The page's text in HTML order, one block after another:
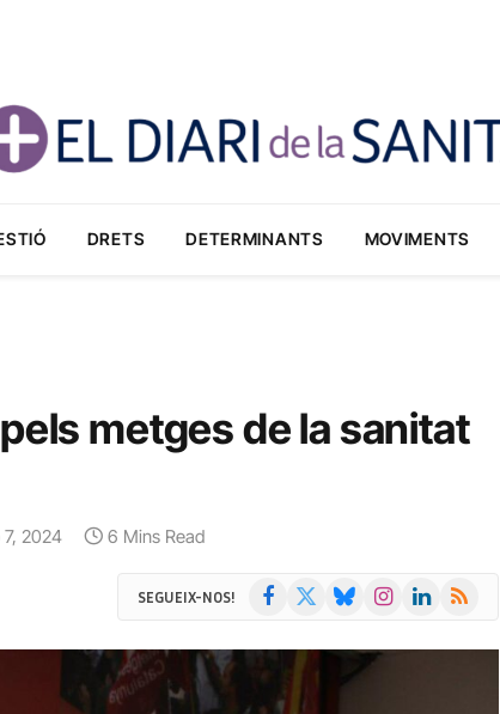
DRETS DETERMINANTS MOVIMENTS
metges de la sanitat
7, 2024 6 Mins Read
SEGUEIX-NOS! Facebook BlueskyInstagramLinkedIn
RSS